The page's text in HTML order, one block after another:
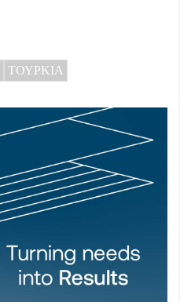
ΤΟΥΡΚΙΑ